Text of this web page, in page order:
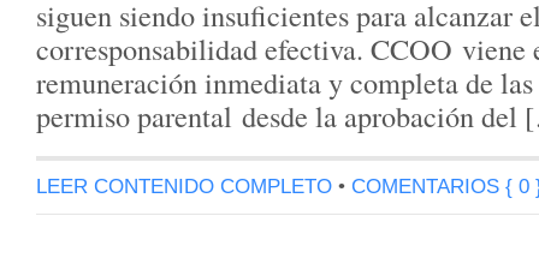
siguen siendo insuficientes para alcanzar
corresponsabilidad efectiva. CCOO viene
remuneración inmediata y completa de las
permiso parental desde la aprobación
LEER CONTENIDO COMPLETO • COMENTARIOS { 0